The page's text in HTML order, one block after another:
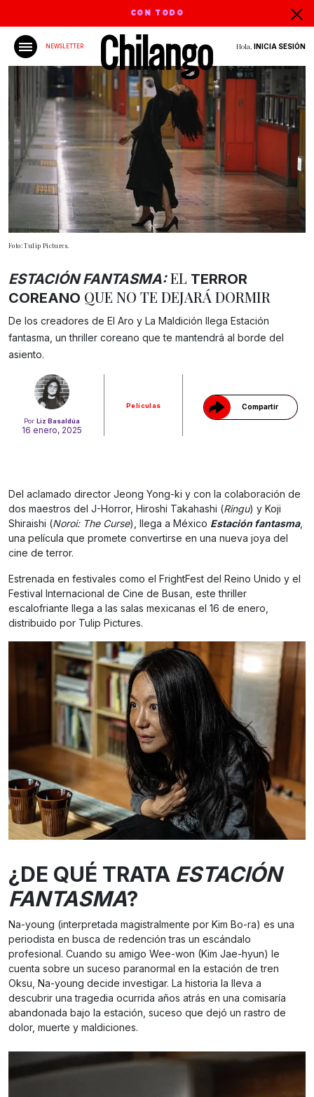
CON TODO
NEWSLETTER Hola, INICIA SESIÓN
Foto: Tulip Pictures.
Por Liz Basaldúa
16 enero, 2025
Películas Compartir
Gracias!
ESTACIÓN FANTASMA:EL TERROR
COREANO QUE NO TE DEJARÁ DORMIR
De los creadores de El Aro y La Maldición llega Estación
fantasma, un thriller coreano que te mantendrá al borde del
asiento.
Del aclamado director Jeong Yong-ki y con la colaboración de
dos maestros del J-Horror, Hiroshi Takahashi (Ringu) y Koji
Shiraishi (Noroi: The Curse), llega a México Estación fantasma,
una película que promete convertirse en una nueva joya del
cine de terror.
Estrenada en festivales como el FrightFest del Reino Unido y el
Festival Internacional de Cine de Busan, este thriller
escalofriante llega a las salas mexicanas el 16 de enero,
distribuido por Tulip Pictures.
¿DE QUÉ TRATA ESTACIÓN
FANTASMA?
Na-young (interpretada magistralmente por Kim Bo-ra) es una
periodista en busca de redención tras un escándalo
profesional. Cuando su amigo Wee-won (Kim Jae-hyun) le
cuenta sobre un suceso paranormal en la estación de tren
Oksu, Na-young decide investigar. La historia la lleva a
descubrir una tragedia ocurrida años atrás en una comisaría
abandonada bajo la estación, suceso que dejó un rastro de
dolor, muerte y maldiciones.